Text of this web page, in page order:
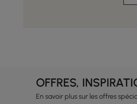
OFFRES,
En savoir plus sur les offres